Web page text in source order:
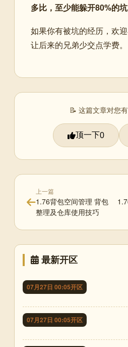
多比，至少能躲开80%的坑
如果你有被坑的经历，欢
让后来的兄弟少交点学费。
📝 这篇文章对您
顶一下0
上一篇
1.76背包空间管理 背包
整理及仓库使用技巧
最新开区
07月27日 00:05开区
07月27日 00:05开区